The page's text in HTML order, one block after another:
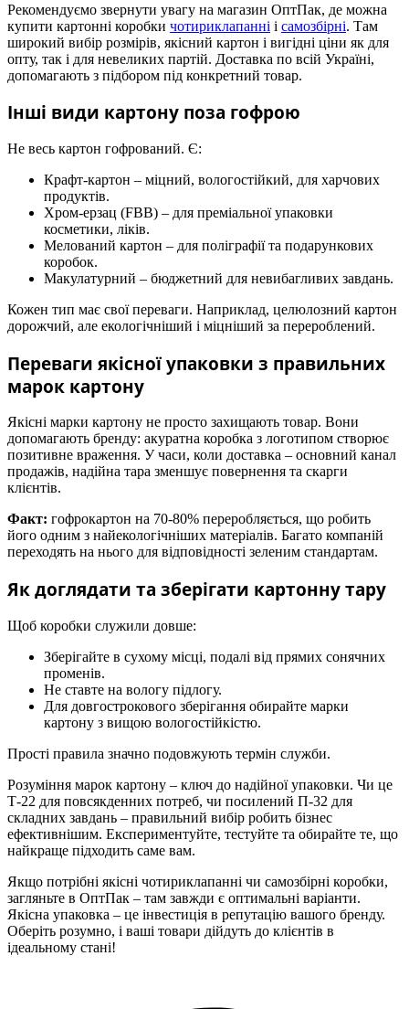
Рекомендуємо звернути увагу на магазин ОптПак, де можна
купити картонні коробки чотириклапанні і самозбірні. Там
широкий вибір розмірів, якісний картон і вигідні ціни як для
опту, так і для невеликих партій. Доставка по всій Україні,
допомагають з підбором під конкретний товар.
Інші види картону поза гофрою
Не весь картон гофрований. Є:
Крафт-картон – міцний, вологостійкий, для харчових
продуктів.
Хром-ерзац (FBB) – для преміальної упаковки
косметики, ліків.
Мелований картон – для поліграфії та подарункових
коробок.
Макулатурний – бюджетний для невибагливих завдань.
Кожен тип має свої переваги. Наприклад, целюлозний картон
дорожчий, але екологічніший і міцніший за перероблений.
Переваги якісної упаковки з правильних
марок картону
Якісні марки картону не просто захищають товар. Вони
допомагають бренду: акуратна коробка з логотипом створює
позитивне враження. У часи, коли доставка – основний канал
продажів, надійна тара зменшує повернення та скарги
клієнтів.
Факт: гофрокартон на 70-80% переробляється, що робить
його одним з найекологічніших матеріалів. Багато компаній
переходять на нього для відповідності зеленим стандартам.
Як доглядати та зберігати картонну тару
Щоб коробки служили довше:
Зберігайте в сухому місці, подалі від прямих сонячних
променів.
Не ставте на вологу підлогу.
Для довгострокового зберігання обирайте марки
картону з вищою вологостійкістю.
Прості правила значно подовжують термін служби.
Розуміння марок картону – ключ до надійної упаковки. Чи це
Т-22 для повсякденних потреб, чи посилений П-32 для
складних завдань – правильний вибір робить бізнес
ефективнішим. Експериментуйте, тестуйте та обирайте те, що
найкраще підходить саме вам.
Якщо потрібні якісні чотириклапанні чи самозбірні коробки,
загляньте в ОптПак – там завжди є оптимальні варіанти.
Якісна упаковка – це інвестиція в репутацію вашого бренду.
Оберіть розумно, і ваші товари дійдуть до клієнтів в
ідеальному стані!